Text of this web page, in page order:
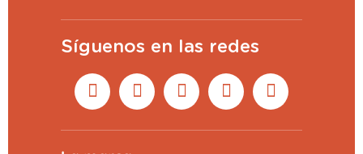
Síguenos en las redes